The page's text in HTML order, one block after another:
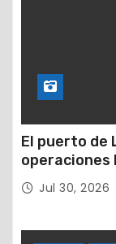
El puerto de
operaciones
Jul 30, 2026